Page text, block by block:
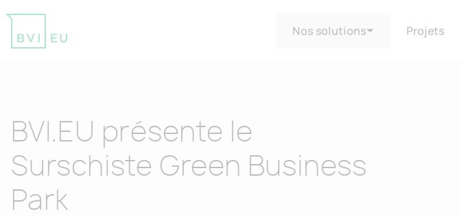
Nos solutions Projets
BVI.EU présente le
Surschiste Green Business
Park